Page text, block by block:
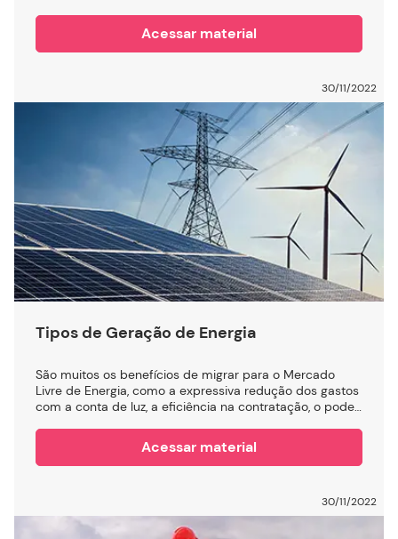
Acessar material
30/11/2022
Tipos de Geração de Energia
São muitos os benefícios de migrar para o Mercado
Livre de Energia, como a expressiva redução dos gastos
com a conta de luz, a eficiência na contratação, o poder
Acessar material
30/11/2022